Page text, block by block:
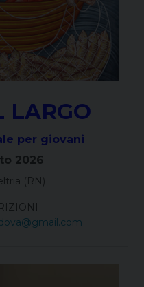
LARGO
per giovani
2026
(RN)